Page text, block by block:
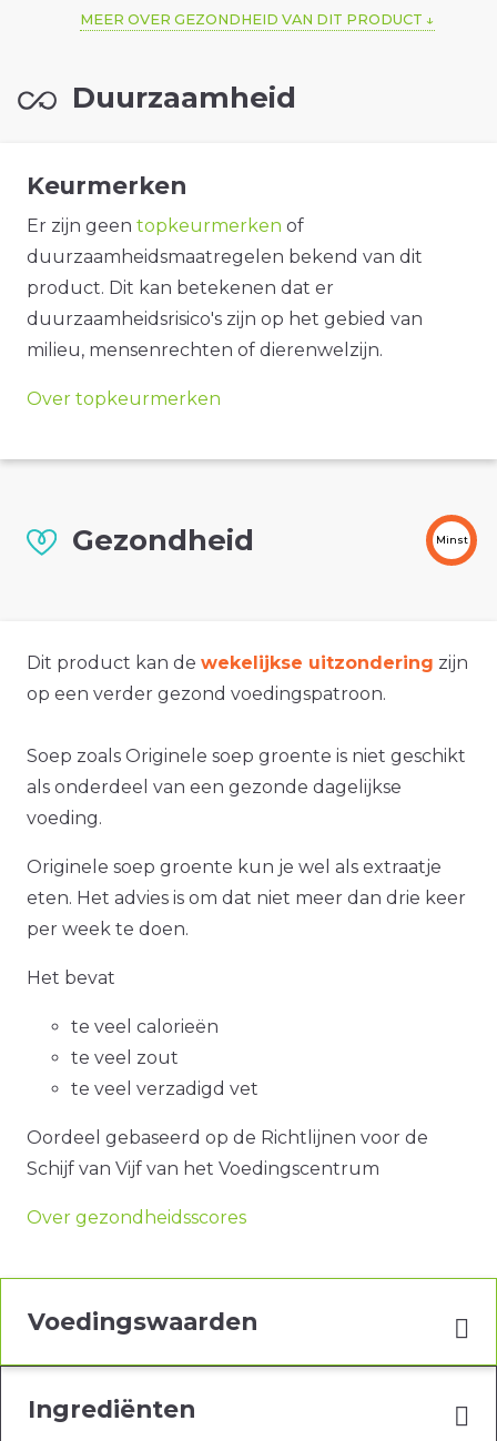
MEER OVER GEZONDHEID VAN DIT PRODUCT
Duurzaamheid
Keurmerken
Er zijn geen topkeurmerken of
duurzaamheidsmaatregelen bekend van dit
product. Dit kan betekenen dat er
duurzaamheidsrisico's zijn op het gebied van
milieu, mensenrechten of dierenwelzijn.
Over topkeurmerken
Gezondheid Minst
Dit product kan de wekelijkse uitzondering zijn
op een verder gezond voedingspatroon.
Soep zoals Originele soep groente is niet geschikt
als onderdeel van een gezonde dagelijkse
voeding.
Originele soep groente kun je wel als extraatje
eten. Het advies is om dat niet meer dan drie keer
per week te doen.
Het bevat
te veel calorieën
te veel zout
te veel verzadigd vet
Oordeel gebaseerd op de Richtlijnen voor de
Schijf van Vijf van het Voedingscentrum
Over gezondheidsscores
Voedingswaarden
Ingrediënten